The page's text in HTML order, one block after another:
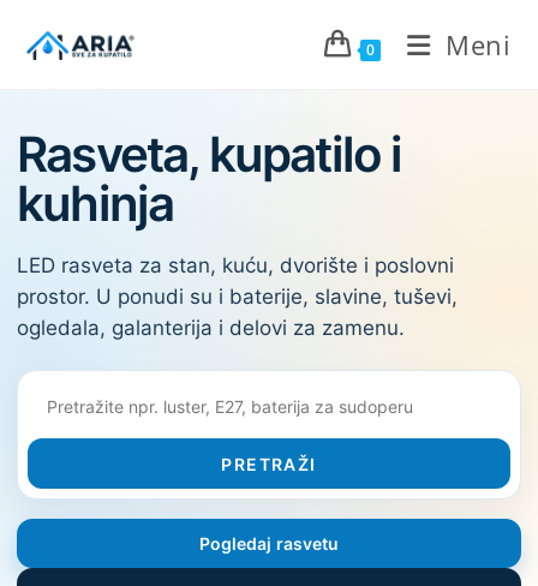
0 Meni
Rasveta, kupatilo i
kuhinja
LED rasveta za stan, kuću, dvorište i poslovni
prostor. U ponudi su i baterije, slavine, tuševi,
ogledala, galanterija i delovi za zamenu.
PRETRAŽI
Pogledaj rasvetu